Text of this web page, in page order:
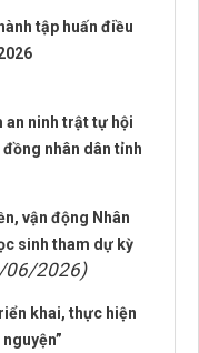
tập huấn điều
an ninh trật tự hội
nhân dân tỉnh
vận động Nhân
sinh tham dự kỳ
06/2026)
khai, thực hiện